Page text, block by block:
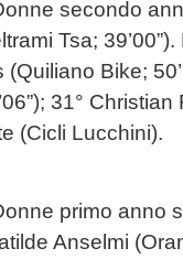
secondo
Tsa;
Bike;
31° Christian
(Cicli Lucchini).
primo anno
Anselmi